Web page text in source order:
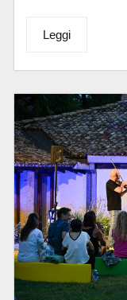
Leggi